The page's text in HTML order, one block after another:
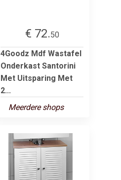
€ 72.50
4Goodz Mdf Wastafel
Onderkast Santorini
Met Uitsparing Met
2...
Meerdere shops